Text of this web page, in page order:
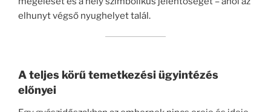
elhunyt végső nyughelyet talál.
A teljes körű temetkezési ügyintézés
előnyei